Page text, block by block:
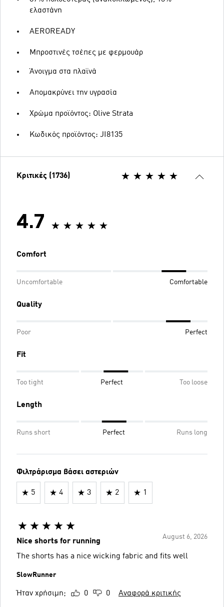
ελαστάνη
AEROREADY
Μπροστινές τσέπες με φερμουάρ
Άνοιγμα στα πλαϊνά
Απομακρύνει την υγρασία
Χρώμα προϊόντος: Olive Strata
Κωδικός προϊόντος: JI8135
Κριτικές (1736)
4.7
Comfort
Uncomfortable Comfortable
Quality
Poor Perfect
Fit
Too tight Perfect Too loose
Length
Runs short Perfect Runs long
Φιλτράρισμα βάσει αστεριών
5 4 3 2 1
August 6, 2026
Nice shorts for running
The shorts has a nice wicking fabric and fits well
SlowRunner
Ήταν χρήσιμη; 0 0 Αναφορά κριτικής